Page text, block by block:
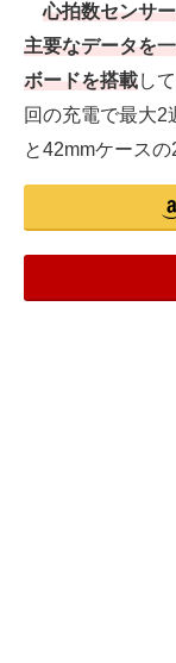
心拍数センサ
主要なデータを
ボードを搭載し
回の充電で最大2
と42mmケースの